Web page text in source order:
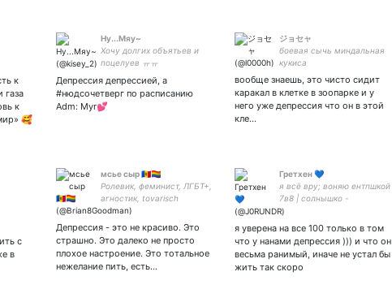
к
газа
к
🥰
Ну...Мяу~
Хочу долгих объятьев и
поцелуев ㅠㅠ
Депрессия депрессией, а
#нюдсочетверг по расписанию
Adm: Myr💕
ジョセャ
боевая сычь миндальная
кукиса
вообще знаешь, это чисто сидит
каракал в клетке в зоопарке и у
него уже депрессия что он в этой
кле…
с
в
мсье сыр 🇲🇩🏳️‍🌈
Ролевик, феминист, ЛГБТ+,
агностик, tovarisch
работник государственной
статистики Республики
Молдова. He/him.
Депрессия - это не красиво. Это
страшно. Это далеко не просто
плохое настроение. Это тотальное
нежелание пить, есть…
Гретхен 💙
я всё вру; воняю ентпшкой
7в8 | солнышко -
я уверена на все 100 только в том
что у нанами депрессия ))) и что он
весьма ранимый, иначе не устал бы
жить так скоро